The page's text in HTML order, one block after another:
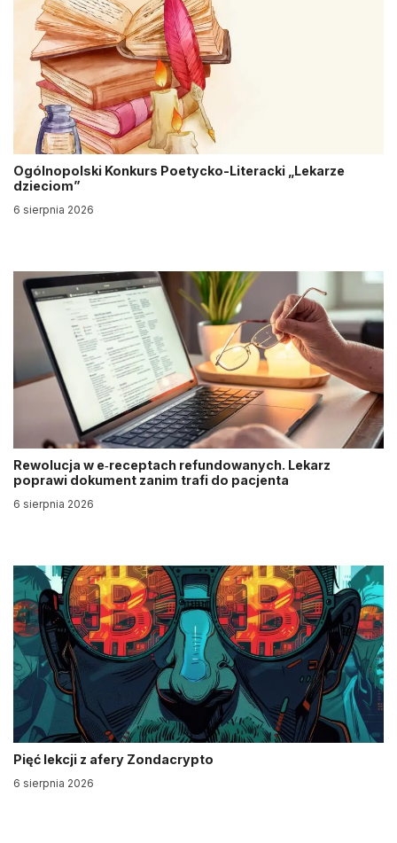
Ogólnopolski Konkurs Poetycko-Literacki „Lekarze
dzieciom”
6 sierpnia 2026
Rewolucja w e‑receptach refundowanych. Lekarz
poprawi dokument zanim trafi do pacjenta
6 sierpnia 2026
Pięć lekcji z afery Zondacrypto
6 sierpnia 2026